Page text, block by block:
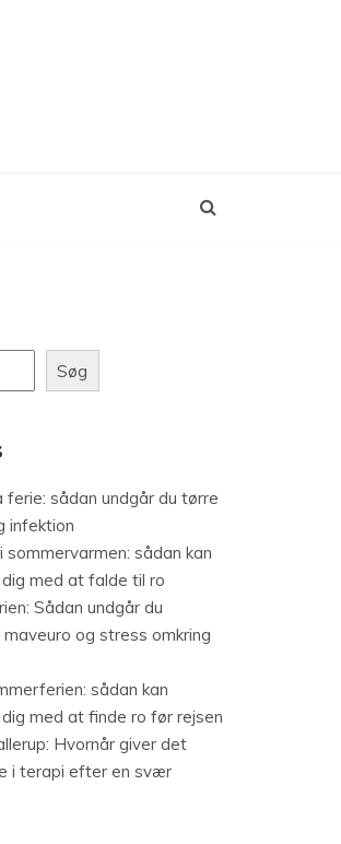
Søg
ferie: sådan undgår du tørre
infektion
sommervarmen: sådan kan
med at falde til ro
Sådan undgår du
og stress omkring
sådan kan
med at finde ro før rejsen
Hvornår giver det
i terapi efter en svær